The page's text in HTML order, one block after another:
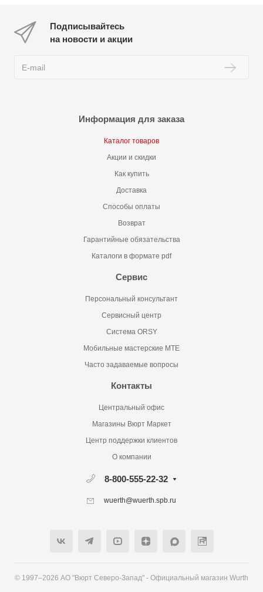
Подписывайтесь
на новости и акции
Информация для заказа
Каталог товаров
Акции и скидки
Как купить
Доставка
Способы оплаты
Возврат
Гарантийные обязательства
Каталоги в формате pdf
Сервис
Персональный консультант
Сервисный центр
Система ORSY
Мобильные мастерские MTE
Часто задаваемые вопросы
Контакты
Центральный офис
Магазины Вюрт Маркет
Центр поддержки клиентов
О компании
8-800-555-22-32
wuerth@wuerth.spb.ru
© 1997–2026 АО "Вюрт Северо-Запад" - Официальный магазин Wurth